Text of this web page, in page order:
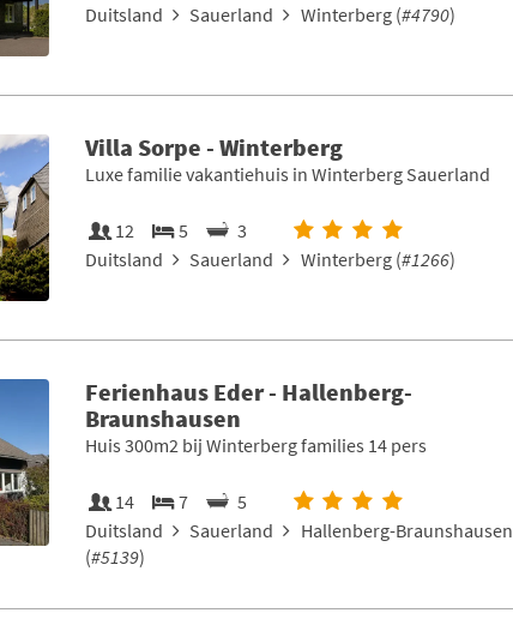
Duitsland
Sauerland Winterberg (#4790)
Villa Sorpe - Winterberg
Luxe familie vakantiehuis in Winterberg Sauerland
12 5
3
Duitsland
Sauerland Winterberg (#1266)
Ferienhaus Eder - Hallenberg-
Braunshausen
Huis 300m2 bij Winterberg families 14 pers
14 7
5
Duitsland
Sauerland
Hallenberg-Braunshausen
(#5139)